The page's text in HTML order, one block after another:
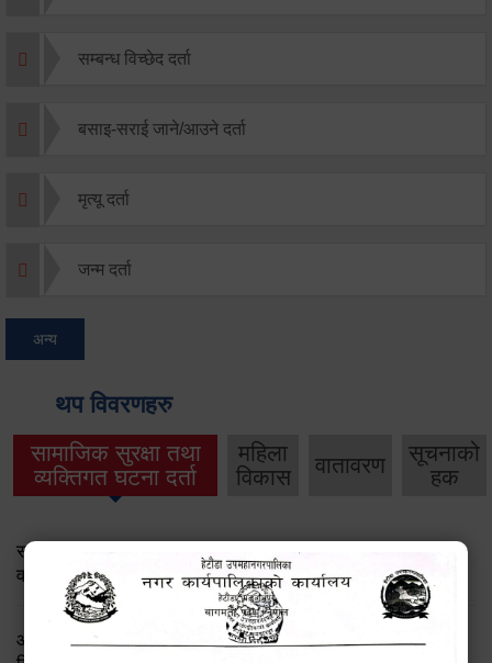
सम्बन्ध विच्छेद दर्ता
बसाइ-सराई जाने/आउने दर्ता
मृत्यू दर्ता
जन्म दर्ता
अन्य
थप विवरणहरु
सामाजिक सुरक्षा तथा
व्यक्तिगत घटना दर्ता
महिला
विकास
वातावरण
सूचनाको
हक
सामाजिक सुरक्षा तथा पञ्जीकरण शाखा ( आ.व. २०८२/०८३ को
वार्षिक प्रगति प्रतिवेदन)
आ.व.२०८२।८३ को सामाजिक सुरक्षा भत्ता प्राप्त गर्ने लाभग्राहीको